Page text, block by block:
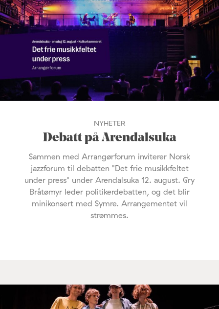
NYHETER
Debatt på Arendalsuka
Sammen med Arrangørforum inviterer Norsk
jazzforum til debatten "Det frie musikkfeltet
under press" under Arendalsuka 12. august. Gry
Bråtømyr leder politikerdebatten, og det blir
minikonsert med Symre. Arrangementet vil
strømmes.